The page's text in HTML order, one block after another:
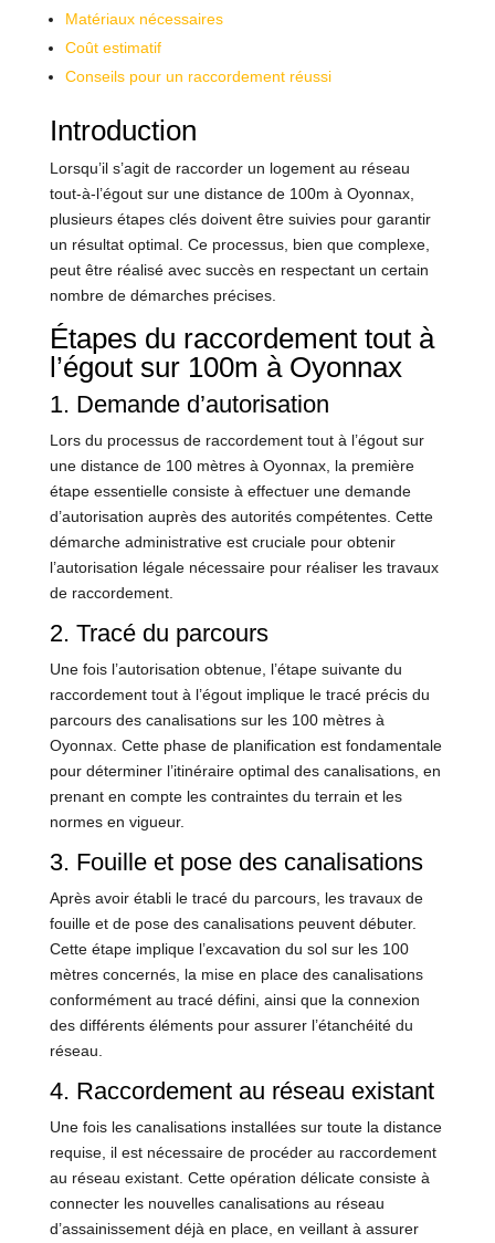
Matériaux nécessaires
Coût estimatif
Conseils pour un raccordement réussi
Introduction
Lorsqu’il s’agit de raccorder un logement au réseau
tout-à-l’égout sur une distance de 100m à Oyonnax,
plusieurs étapes clés doivent être suivies pour garantir
un résultat optimal. Ce processus, bien que complexe,
peut être réalisé avec succès en respectant un certain
nombre de démarches précises.
Étapes du raccordement tout à
l’égout sur 100m à Oyonnax
1. Demande d’autorisation
Lors du processus de raccordement tout à l’égout sur
une distance de 100 mètres à Oyonnax, la première
étape essentielle consiste à effectuer une demande
d’autorisation auprès des autorités compétentes. Cette
démarche administrative est cruciale pour obtenir
l’autorisation légale nécessaire pour réaliser les travaux
de raccordement.
2. Tracé du parcours
Une fois l’autorisation obtenue, l’étape suivante du
raccordement tout à l’égout implique le tracé précis du
parcours des canalisations sur les 100 mètres à
Oyonnax. Cette phase de planification est fondamentale
pour déterminer l’itinéraire optimal des canalisations, en
prenant en compte les contraintes du terrain et les
normes en vigueur.
3. Fouille et pose des canalisations
Après avoir établi le tracé du parcours, les travaux de
fouille et de pose des canalisations peuvent débuter.
Cette étape implique l’excavation du sol sur les 100
mètres concernés, la mise en place des canalisations
conformément au tracé défini, ainsi que la connexion
des différents éléments pour assurer l’étanchéité du
réseau.
4. Raccordement au réseau existant
Une fois les canalisations installées sur toute la distance
requise, il est nécessaire de procéder au raccordement
au réseau existant. Cette opération délicate consiste à
connecter les nouvelles canalisations au réseau
d’assainissement déjà en place, en veillant à assurer